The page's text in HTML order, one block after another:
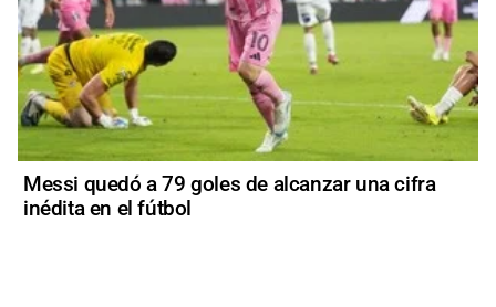
Messi quedó a 79 goles de alcanzar una cifra
inédita en el fútbol